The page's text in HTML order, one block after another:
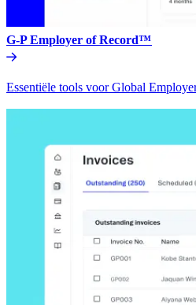
G-P Employer of Record™​​
Essentiële tools voor Global